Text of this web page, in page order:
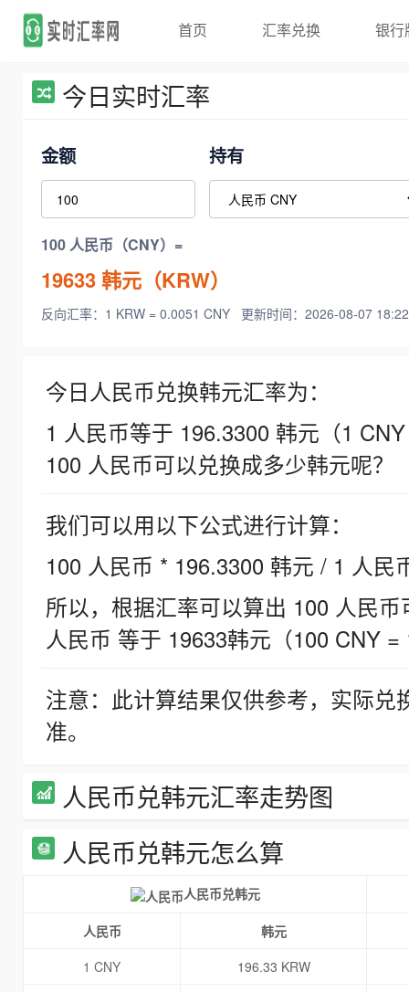
首页 汇率兑换 银行
今日实时汇率
金额 持有
100 人民币（CNY）=
19633韩元（KRW）
反向汇率：1 KRW = 0.0051 CNY 更新时间：2026-08-07
今日人民币兑换韩元汇率为：
1 人民币等于 196.3300 韩元（1
100 人民币可以兑换成多少韩元呢？
我们可以用以下公式进行计算：
100 人民币 * 196.3300 韩元 / 1 人民
所以，根据汇率可以算出 100 人民
人民币 等于 19633韩元（100 CNY =
注意：此计算结果仅供参考，实际
准。
人民币兑韩元汇率走势图
人民币兑韩元怎么算
人民币兑韩元
人民币
韩元
1 CNY
196.33 KRW